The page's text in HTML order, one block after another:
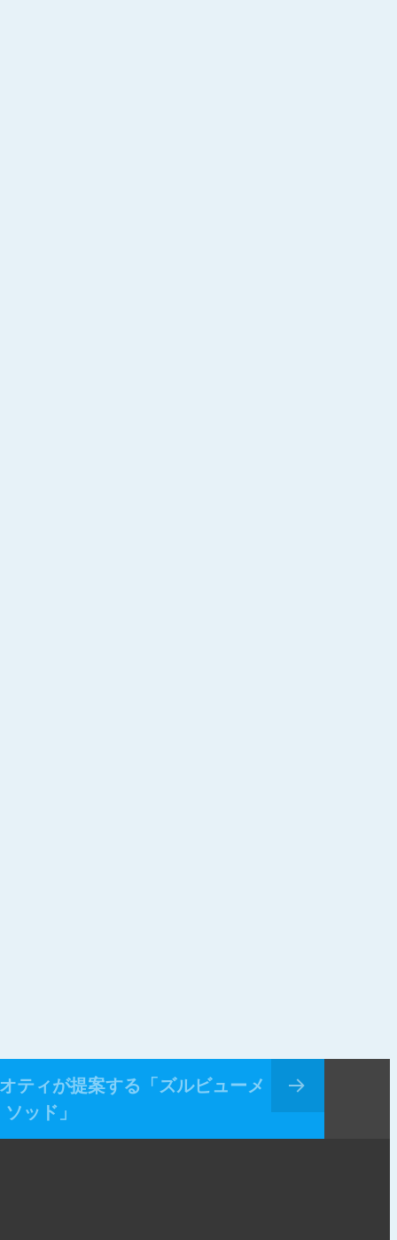
ティが提案する「ズルビューメ
ソッド」